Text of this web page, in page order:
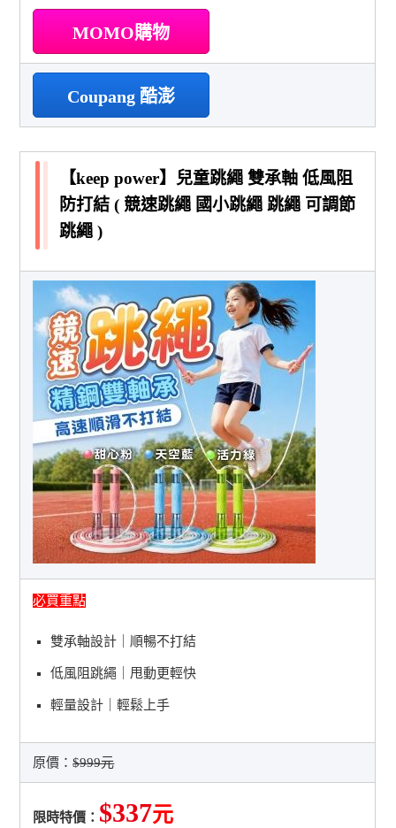
MOMO購物
Coupang 酷澎
【keep power】兒童跳繩 雙承軸 低風阻
防打結 ( 競速跳繩 國小跳繩 跳繩 可調節
跳繩 )
必買重點
雙承軸設計｜順暢不打結
低風阻跳繩｜甩動更輕快
輕量設計｜輕鬆上手
原價：$999元
限時特價： $337元